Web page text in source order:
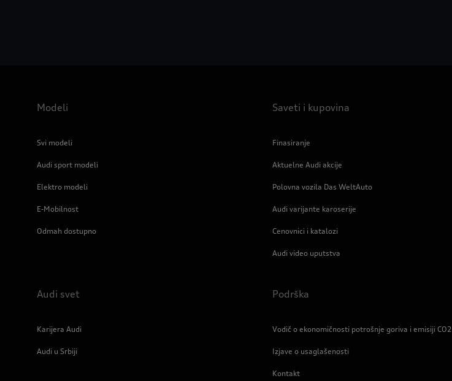
Modeli
Svi modeli
Audi sport modeli
Elektro modeli
E-Mobilnost
Odmah dostupno
Saveti i kupovina
Finasiranje
Aktuelne Audi akcije
Polovna vozila Das WeltAuto
Audi varijante karoserije
Cenovnici i katalozi
Audi video uputstva
Audi svet
Karijera Audi
Audi u Srbiji
Podrška
Vodič o ekonomičnosti potrošnje goriva i emisiji CO2
Izjave o usaglašenosti
Kontakt